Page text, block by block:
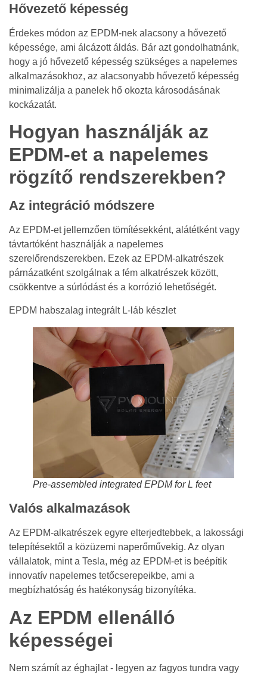
Hővezető képesség
Érdekes módon az EPDM-nek alacsony a hővezető
képessége, ami álcázott áldás. Bár azt gondolhatnánk,
hogy a jó hővezető képesség szükséges a napelemes
alkalmazásokhoz, az alacsonyabb hővezető képesség
minimalizálja a panelek hő okozta károsodásának
kockázatát.
Hogyan használják az
EPDM-et a napelemes
rögzítő rendszerekben?
Az integráció módszere
Az EPDM-et jellemzően tömítésekként, alátétként vagy
távtartóként használják a napelemes
szerelőrendszerekben. Ezek az EPDM-alkatrészek
párnázatként szolgálnak a fém alkatrészek között,
csökkentve a súrlódást és a korrózió lehetőségét.
EPDM habszalag integrált L-láb készlet
Pre-assembled integrated EPDM for L feet
Valós alkalmazások
Az EPDM-alkatrészek egyre elterjedtebbek, a lakossági
telepítésektől a közüzemi naperőművekig. Az olyan
vállalatok, mint a Tesla, még az EPDM-et is beépítik
innovatív napelemes tetőcserepeikbe, ami a
megbízhatóság és hatékonyság bizonyítéka.
Az EPDM ellenálló
képességei
Nem számít az éghajlat - legyen az fagyos tundra vagy